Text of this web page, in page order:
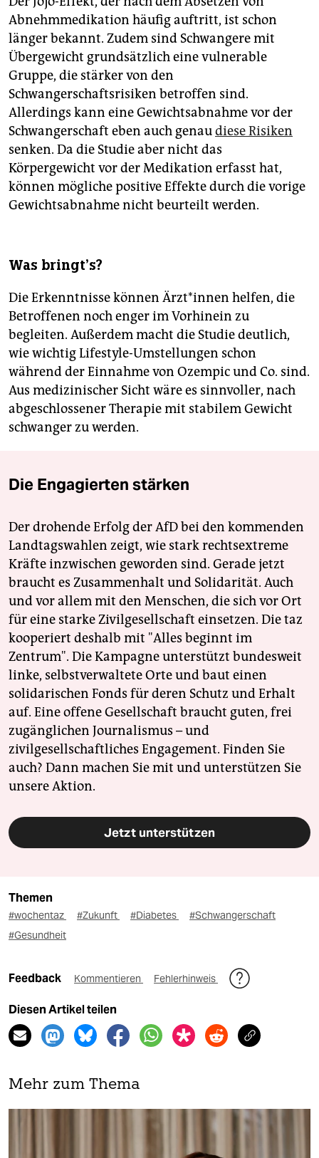
Abnehmmedikation häufig auftritt, ist schon
länger bekannt. Zudem sind Schwangere mit
Übergewicht grundsätzlich eine vulnerable
Gruppe, die stärker von den
Schwangerschaftsrisiken betroffen sind.
Allerdings kann eine Gewichtsabnahme vor der
Schwangerschaft eben auch genaudiese Risiken
senken. Da die Studie aber nicht das
Körpergewicht vor der Medikation erfasst hat,
können mögliche positive Effekte durch die vorige
Gewichtsabnahme nicht beurteilt werden.
Was bringt’s?
Die Erkenntnisse können Ärz­t*in­nen helfen, die
Betroffenen noch enger im Vorhinein zu
begleiten. Außerdem macht die Studie deutlich,
wie wichtig Lifestyle-Umstellungen schon
während der Einnahme von Ozempic und Co. sind.
Aus medizinischer Sicht wäre es sinnvoller, nach
abgeschlossener Therapie mit stabilem Gewicht
schwanger zu werden.
Die Engagierten stärken
Der drohende Erfolg der AfD bei den kommenden
Landtagswahlen zeigt, wie stark rechtsextreme
Kräfte inzwischen geworden sind. Gerade jetzt
braucht es Zusammenhalt und Solidarität. Auch
und vor allem mit den Menschen, die sich vor Ort
für eine starke Zivilgesellschaft einsetzen. Die taz
kooperiert deshalb mit "Alles beginnt im
Zentrum". Die Kampagne unterstützt bundesweit
linke, selbstverwaltete Orte und baut einen
solidarischen Fonds für deren Schutz und Erhalt
auf. Eine offene Gesellschaft braucht guten, frei
zugänglichen Journalismus – und
zivilgesellschaftliches Engagement. Finden Sie
auch? Dann machen Sie mit und unterstützen Sie
unsere Aktion.
Jetzt unterstützen
Themen
#wochentaz #Zukunft #Diabetes
#Schwangerschaft
#Gesundheit
Feedback Kommentieren Fehlerhinweis
Diesen Artikel teilen
Mehr zum Thema